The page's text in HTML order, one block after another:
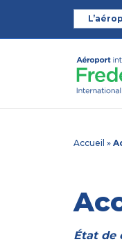
Accueil »
État de